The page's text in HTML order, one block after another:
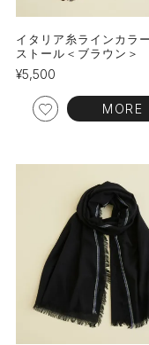
イタリア糸ラインカラ
ストール＜ブラウン＞
¥5,500
MORE